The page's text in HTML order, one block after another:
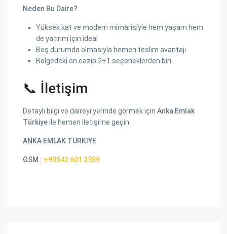
Neden Bu Daire?
Yüksek kat ve modern mimarisiyle hem yaşam hem
de yatırım için ideal
Boş durumda olmasıyla hemen teslim avantajı
Bölgedeki en cazip 2+1 seçeneklerden biri
📞 İletişim
Detaylı bilgi ve daireyi yerinde görmek içinAnka Emlak
Türkiyeile hemen iletişime geçin.
ANKA EMLAK TÜRKİYE
GSM : +90542 601 2389